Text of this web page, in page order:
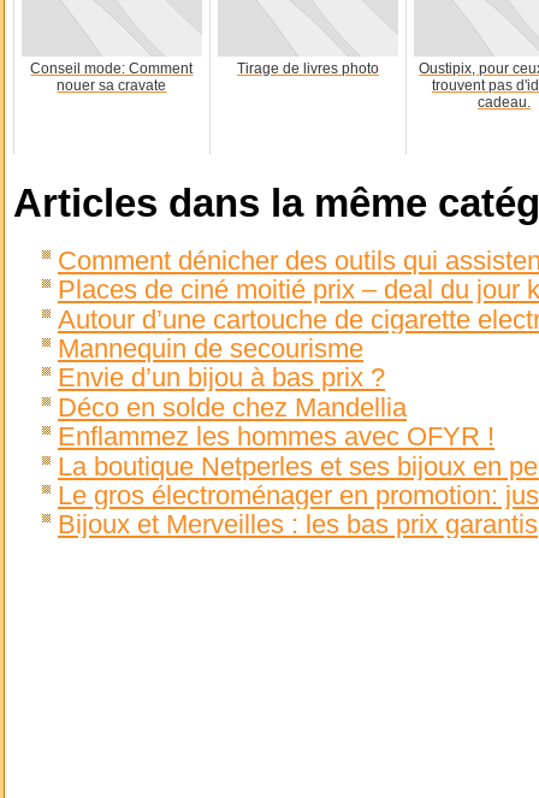
Conseil mode: Comment
nouer sa cravate
Tirage de livres photo
Oustipix, pour
trouvent pas
cadeau.
Articles dans la même
Comment dénicher des outils qui
Places de ciné moitié prix – deal du jour
Autour d’une cartouche de cigarette
Mannequin de secourisme
Envie d’un bijou à bas prix ?
Déco en solde chez Mandellia
Enflammez les hommes avec OFYR !
La boutique Netperles et ses bijoux en
Le gros électroménager en promotion:
Bijoux et Merveilles : les bas prix garantis